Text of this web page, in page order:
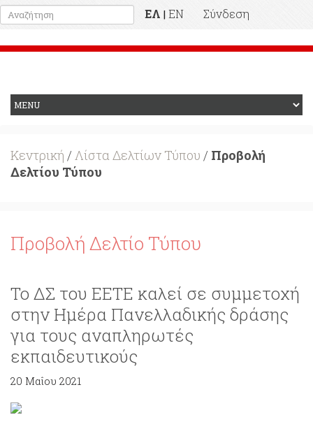
ΕΛ | EN
Σύνδεση
Κεντρική / Λίστα Δελτίων Τύπου / Προβολή
Δελτίου Τύπου
Προβολή Δελτίο Τύπου
Το ΔΣ του ΕΕΤΕ καλεί σε συμμετοχή
στην Ημέρα Πανελλαδικής δράσης
για τους αναπληρωτές
εκπαιδευτικούς
20 Μαΐου 2021